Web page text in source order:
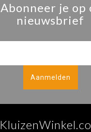
Abonneer je op
nieuwsbrief
Aanmelden